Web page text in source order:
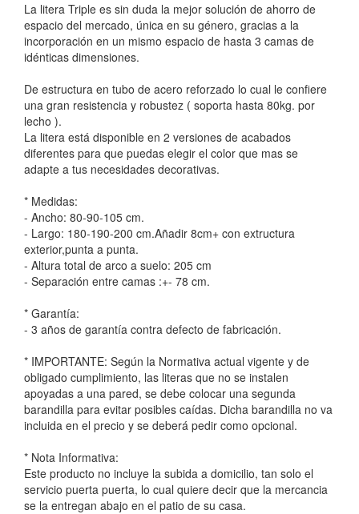
La litera Triple es sin duda la mejor solución de ahorro de
espacio del mercado, única en su género, gracias a la
incorporación en un mismo espacio de hasta 3 camas de
idénticas dimensiones.
De estructura en tubo de acero reforzado lo cual le confiere
una gran resistencia y robustez ( soporta hasta 80kg. por
lecho ).
La litera está disponible en 2 versiones de acabados
diferentes para que puedas elegir el color que mas se
adapte a tus necesidades decorativas.
* Medidas:
- Ancho: 80-90-105 cm.
- Largo: 180-190-200 cm.Añadir 8cm+ con extructura
exterior,punta a punta.
- Altura total de arco a suelo: 205 cm
- Separación entre camas :+- 78 cm.
* Garantía:
- 3 años de garantía contra defecto de fabricación.
* IMPORTANTE: Según la Normativa actual vigente y de
obligado cumplimiento, las literas que no se instalen
apoyadas a una pared, se debe colocar una segunda
barandilla para evitar posibles caídas. Dicha barandilla no va
incluida en el precio y se deberá pedir como opcional.
* Nota Informativa:
Este producto no incluye la subida a domicilio, tan solo el
servicio puerta puerta, lo cual quiere decir que la mercancia
se la entregan abajo en el patio de su casa.